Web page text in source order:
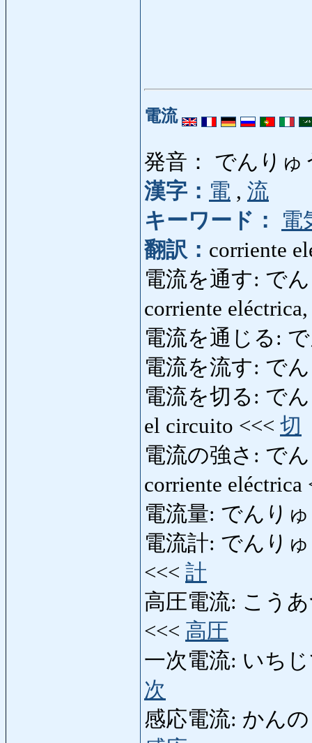
電流
発音： でんりゅ
漢字： 電 , 流
キーワード：
電
翻訳： corriente
電流を通す: で
corriente
電流を通じる:
電流を流す: で
電流を切る: で
el circuito <<< 切
電流の強さ: で
corriente
電流量: でんり
電流計: でんりゅ
<<< 計
高圧電流: こうあ
<<< 高圧
一次電流: いち
次
感応電流: かん